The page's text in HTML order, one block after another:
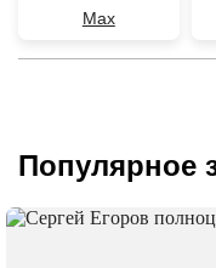
Max
Популярное